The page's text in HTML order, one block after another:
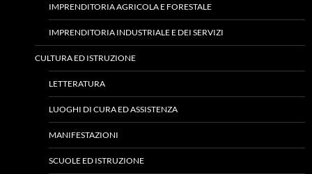
IMPRENDITORIA AGRICOLA E FORESTALE
IMPRENDITORIA INDUSTRIALE E DEI SERVIZI
CULTURA ED ISTRUZIONE
LETTERATURA
LUOGHI DI CURA ED ASSISTENZA
MANIFESTAZIONI
SCUOLE ED ISTRUZIONE